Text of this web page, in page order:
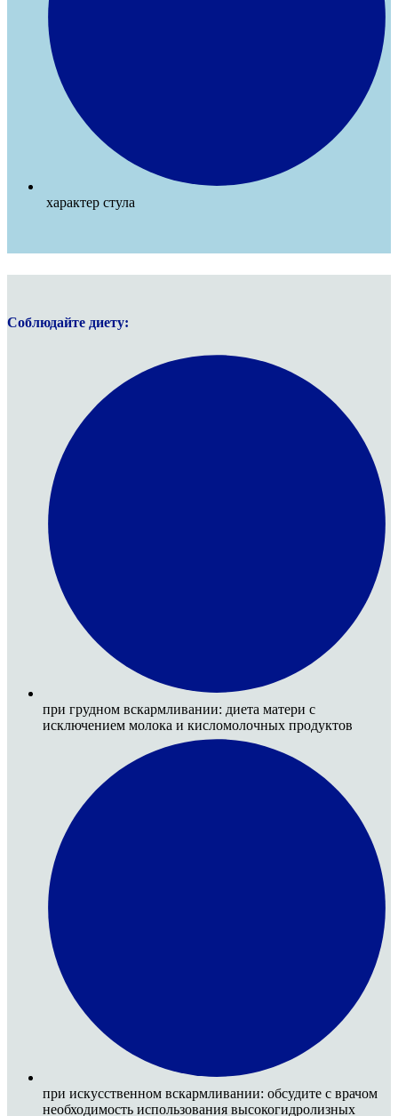
характер стула
Соблюдайте диету:
при грудном вскармливании: диета матери с
исключением молока и кисломолочных продуктов
при искусственном вскармливании: обсудите с врачом
необходимость использования высокогидролизных